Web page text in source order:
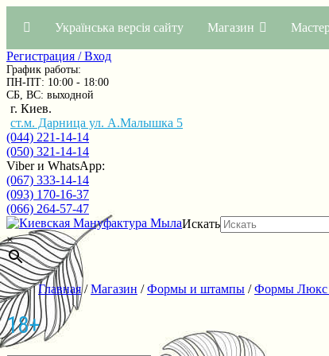
Українська версія сайту Магазин
Регистрация / Вход
График работы:
ПН-ПТ: 10:00 - 18:00
СБ, ВС: выходной
г. Киев.
ст.м. Дарница ул. А.Малышка 5
(044) 221-14-14
(050) 321-14-14
Viber и WhatsApp:
(067) 333-14-14
(093) 170-16-37
(066) 264-57-47
Искать
×
Главная/Магазин /Формы и штампы /Формы Люкс
18+